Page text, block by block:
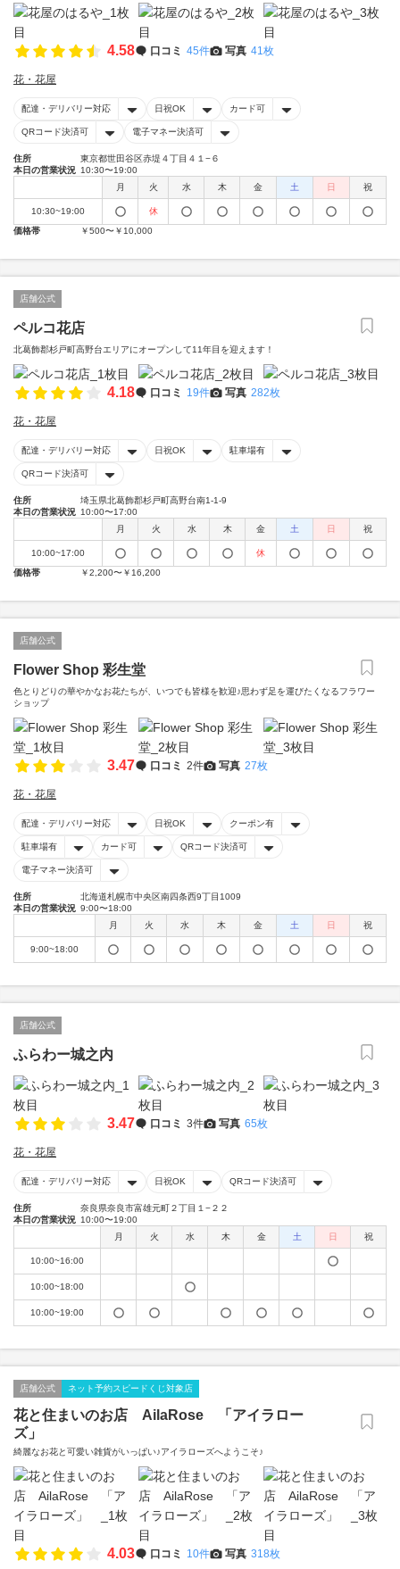
4.58 口コミ 45件 写真 41枚
花・花屋
配達・デリバリー対応 日祝OK カード可
QRコード決済可 電子マネー決済可
住所
東京都世田谷区赤堤４丁目４１−６
本日の営業状況 10:30〜19:00
月
火 水 木 金 土 日 祝
10:30~19:00
休
価格帯
￥500〜￥10,000
店舗公式
ペルコ花店
北葛飾郡杉戸町高野台エリアにオープンして11年目を迎えます！
4.18 口コミ 19件 写真 282枚
花・花屋
配達・デリバリー対応 日祝OK 駐車場有
QRコード決済可
住所
埼玉県北葛飾郡杉戸町高野台南1-1-9
本日の営業状況 10:00〜17:00
月
火 水 木 金 土 日 祝
10:00~17:00
休
価格帯
￥2,200〜￥16,200
店舗公式
Flower Shop 彩生堂
色とりどりの華やかなお花たちが、いつでも皆様を歓迎♪思わず足を運びたくなるフラワー
ショップ
3.47 口コミ 2件 写真 27枚
花・花屋
配達・デリバリー対応 日祝OK クーポン有
駐車場有 カード可 QRコード決済可
電子マネー決済可
住所
北海道札幌市中央区南四条西9丁目1009
本日の営業状況 9:00〜18:00
月
火 水 木 金 土 日 祝
9:00~18:00
店舗公式
ふらわー城之内
3.47 口コミ 3件 写真 65枚
花・花屋
配達・デリバリー対応 日祝OK QRコード決済可
住所
奈良県奈良市富雄元町２丁目１−２２
本日の営業状況 10:00〜19:00
月
火 水 木 金 土 日 祝
10:00~16:00
10:00~18:00
10:00~19:00
店舗公式 ネット予約スピードくじ対象店
花と住まいのお店 AilaRose 「アイラロー
ズ」
綺麗なお花と可愛い雑貨がいっぱい♪アイラローズへようこそ♪
4.03 口コミ 10件 写真 318枚